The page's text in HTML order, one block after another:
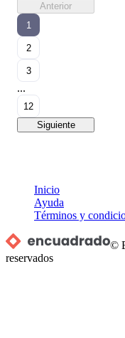
Anterior
1
2
3
...
12
Siguiente
Inicio
Ayuda
Términos y
©
reservados